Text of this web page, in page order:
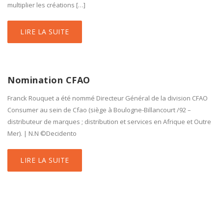
multiplier les créations […]
LIRE LA SUITE
Nomination CFAO
Franck Rouquet a été nommé Directeur Général de la division CFAO
Consumer au sein de Cfao (siège à Boulogne-Billancourt /92 –
distributeur de marques ; distribution et services en Afrique et Outre
Mer). | N.N ©Decidento
LIRE LA SUITE